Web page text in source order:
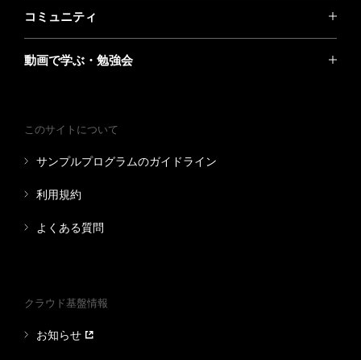
コミュニティ
動画で学ぶ・勉強会
このサイトについて
サンプルプログラムのガイドライン
利用規約
よくある質問
クラウド基盤情報
お知らせ